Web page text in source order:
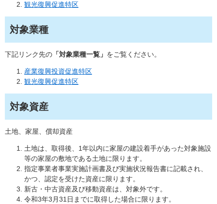
観光復興促進特区
対象業種
下記リンク先の 「対象業種一覧」 をご覧ください。
産業復興投資促進特区
観光復興促進特区
対象資産
土地、家屋、償却資産
土地は、取得後、1年以内に家屋の建設着手があった対象施設
等の家屋の敷地である土地に限ります。
指定事業者事業実施計画書及び実施状況報告書に記載され、
かつ、認定を受けた資産に限ります。
新古・中古資産及び移動資産は、対象外です。
令和3年3月31日までに取得した場合に限ります。